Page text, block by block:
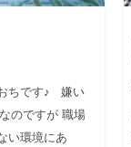
ちです♪ 嫌い
のですが 職場
い環境にあ